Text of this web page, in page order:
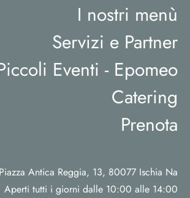
I nostri menù
Servizi e Partner
Eventi - Epomeo
Catering
Prenota
Piazza Antica Reggia, 13, 80077 Ischia Na
Aperti tutti i giorni dalle 10:00 alle 14:00